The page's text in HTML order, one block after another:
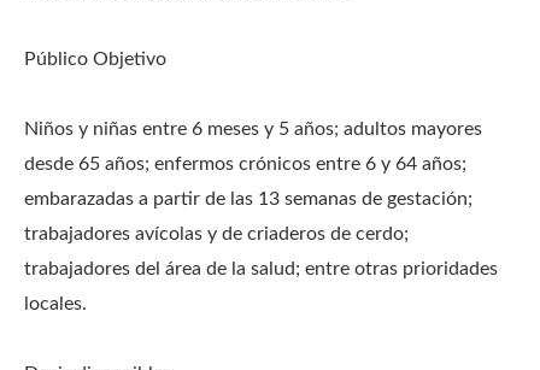
Público Objetivo
Niños y niñas entre 6 meses y 5 años; adultos mayores
desde 65 años; enfermos crónicos entre 6 y 64 años;
embarazadas a partir de las 13 semanas de gestación;
trabajadores avícolas y de criaderos de cerdo;
trabajadores del área de la salud; entre otras prioridades
locales.